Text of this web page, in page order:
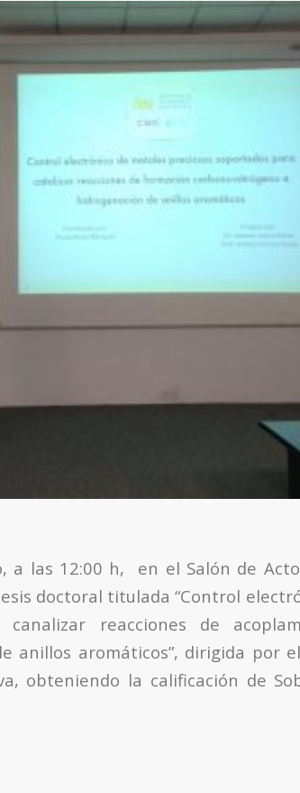
a las 12:00 h, en el Salón de
doctoral titulada “Control
canalizar reacciones de
anillos aromáticos”, dirigida por
obteniendo la calificación de